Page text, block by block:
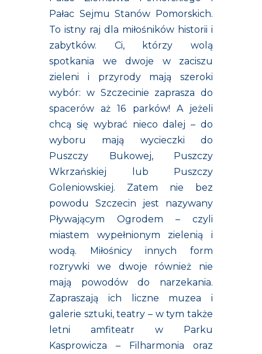
Pałac Sejmu Stanów Pomorskich.
To istny raj dla miłośników historii i
zabytków. Ci, którzy wolą
spotkania we dwoje w zaciszu
zieleni i przyrody mają szeroki
wybór: w Szczecinie zaprasza do
spacerów aż 16 parków! A jeżeli
chcą się wybrać nieco dalej – do
wyboru mają wycieczki do
Puszczy Bukowej, Puszczy
Wkrzańskiej lub Puszczy
Goleniowskiej. Zatem nie bez
powodu Szczecin jest nazywany
Pływającym Ogrodem – czyli
miastem wypełnionym zielenią i
wodą. Miłośnicy innych form
rozrywki we dwoje również nie
mają powodów do narzekania.
Zapraszają ich liczne muzea i
galerie sztuki, teatry – w tym także
letni amfiteatr w Parku
Kasprowicza – Filharmonia oraz